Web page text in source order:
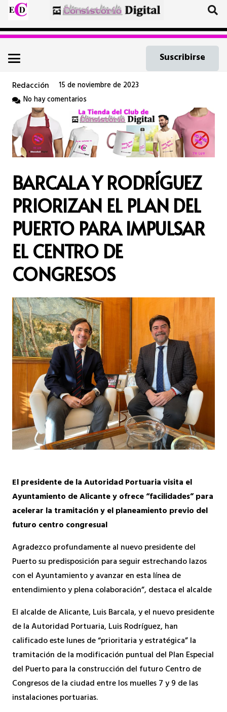
Suscribirse
Redacción
15 de noviembre de 2023
No hay comentarios
BARCALA Y RODRÍGUEZ
PRIORIZAN EL PLAN DEL
PUERTO PARA IMPULSAR
EL CENTRO DE
CONGRESOS
El presidente de la Autoridad Portuaria visita el
Ayuntamiento de Alicante y ofrece “facilidades” para
acelerar la tramitación y el planeamiento previo del
futuro centro congresual
Agradezco profundamente al nuevo presidente del
Puerto su predisposición para seguir estrechando lazos
con el Ayuntamiento y avanzar en esta línea de
entendimiento y plena colaboración”, destaca el alcalde
El alcalde de Alicante, Luis Barcala, y el nuevo presidente
de la Autoridad Portuaria, Luis Rodríguez, han
calificado este lunes de “prioritaria y estratégica” la
tramitación de la modificación puntual del Plan Especial
del Puerto para la construcción del futuro Centro de
Congresos de la ciudad entre los muelles 7 y 9 de las
instalaciones portuarias.